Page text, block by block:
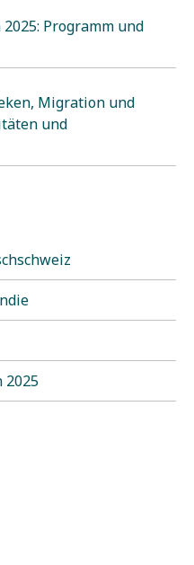
Programm und
Migration und
und